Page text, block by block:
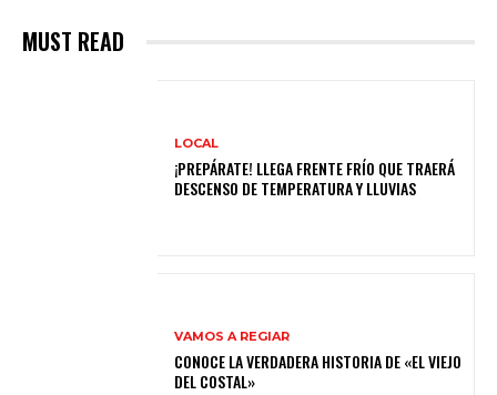
MUST READ
LOCAL
¡PREPÁRATE! LLEGA FRENTE FRÍO QUE TRAERÁ
DESCENSO DE TEMPERATURA Y LLUVIAS
VAMOS A REGIAR
CONOCE LA VERDADERA HISTORIA DE «EL VIEJO
DEL COSTAL»